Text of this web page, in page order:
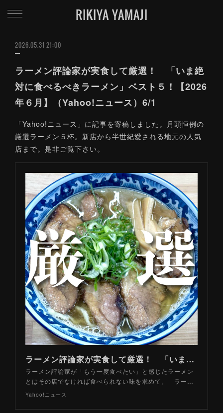
RIKIYA YAMAJI
2026.05.31 21:00
ラーメン評論家が実食して厳選！ 「いま絶
対に食べるべきラーメン」ベスト５！【2026
年６月】（Yahoo!ニュース）6/1
「Yahoo!ニュース」に記事を寄稿しました。月頭恒例の
厳選ラーメン５杯。新店から半世紀愛される地元の人気
店まで。是非ご覧下さい。
ラーメン評論家が実食して厳選！ 「いま絶対に食べるべきラーメン」ベスト５！【2026年６月】（山路力也） - エキスパート - Yahoo!ニュース
ラーメン評論家が「もう一度食べたい」と感じたラーメン
とはその店でなければ食べられない味を求めて。 ラー…
Yahoo!ニュース